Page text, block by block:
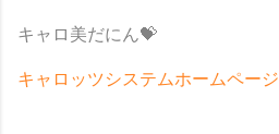
キャロ美だにん💝
キャロッツシステムホームページ